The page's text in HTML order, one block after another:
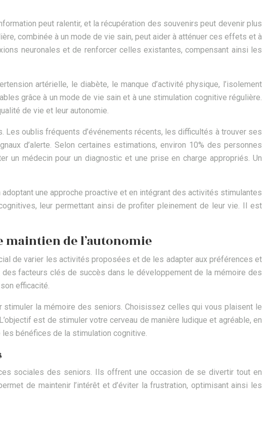
peut ralentir, et la récupération des souvenirs peut devenir plus
combinée à un mode de vie sain, peut aider à atténuer ces effets et à
neuronales et de renforcer celles existantes, compensant ainsi les
artérielle, le diabète, le manque d’activité physique, l’isolement
grâce à un mode de vie sain et à une stimulation cognitive régulière.
de vie et leur autonomie.
oublis fréquents d’événements récents, les difficultés à trouver ses
d’alerte. Selon certaines estimations, environ 10% des personnes
médecin pour un diagnostic et une prise en charge appropriés. Un
une approche proactive et en intégrant des activités stimulantes
leur permettant ainsi de profiter pleinement de leur vie. Il est
de l’autonomie
de varier les activités proposées et de les adapter aux préférences et
facteurs clés de succès dans le développement de la mémoire des
efficacité.
la mémoire des seniors. Choisissez celles qui vous plaisent le
est de stimuler votre cerveau de manière ludique et agréable, en
les bénéfices de la stimulation cognitive.
sociales des seniors. Ils offrent une occasion de se divertir tout en
de maintenir l’intérêt et d’éviter la frustration, optimisant ainsi les